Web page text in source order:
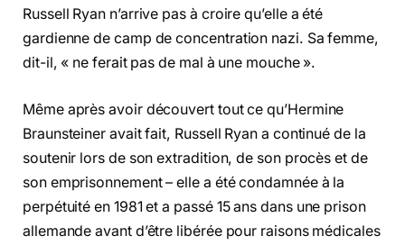
Russell Ryan n’arrive pas à croire qu’elle a été
gardienne de camp de concentration nazi. Sa femme,
dit-il, « ne ferait pas de mal à une mouche ».
Même après avoir découvert tout ce qu’Hermine
Braunsteiner avait fait, Russell Ryan a continué de la
soutenir lors de son extradition, de son procès et de
son emprisonnement – elle a été condamnée à la
perpétuité en 1981 et a passé 15 ans dans une prison
allemande avant d’être libérée pour raisons médicales